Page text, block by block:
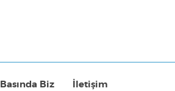
Basında Biz İletişim